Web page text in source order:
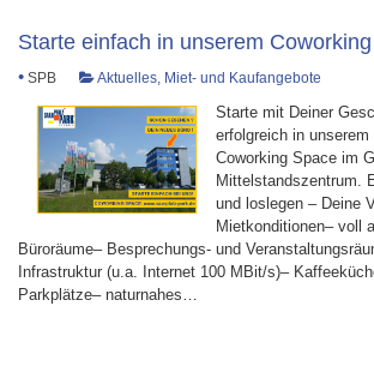
Starte einfach in unserem
• SPB Aktuelles, Miet- und Kaufangebote
Starte mit Deiner
erfolgreich in
Coworking Space im
Mittelstandszentrum.
und loslegen – Deine
Mietkonditionen– voll
Büroräume– Besprechungs- und
Infrastruktur (u.a. Internet 100 MBit/s)–
Parkplätze– naturnahes…